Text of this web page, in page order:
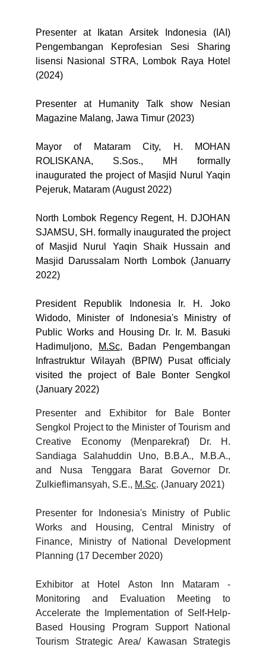
Presenter at Ikatan Arsitek Indonesia (IAI)
Pengembangan Keprofesian Sesi Sharing
lisensi Nasional STRA, Lombok Raya Hotel
(2024)
Presenter at Humanity Talk show Nesian
Magazine Malang, Jawa Timur (2023)
Mayor of Mataram City, H. MOHAN
ROLISKANA, S.Sos., MH formally
inaugurated the project of Masjid Nurul Yaqin
Pejeruk, Mataram (August 2022)
North Lombok Regency Regent, H. DJOHAN
SJAMSU, SH. formally inaugurated the project
of Masjid Nurul Yaqin Shaik Hussain and
Masjid Darussalam North Lombok (Januarry
2022)
President Republik Indonesia Ir. H. Joko
Widodo, Minister of Indonesia's Ministry of
Public Works and Housing Dr. Ir. M. Basuki
Hadimuljono,
M.Sc, Badan Pengembangan
Infrastruktur Wilayah (BPIW) Pusat officialy
visited the project of Bale Bonter Sengkol
(January 2022)
Presenter and Exhibitor for Bale Bonter
Sengkol Project to the Minister of Tourism and
Creative Economy (Menparekraf) Dr. H.
Sandiaga Salahuddin Uno, B.B.A., M.B.A.,
and Nusa Tenggara Barat Governor Dr.
Zulkieflimansyah, S.E., M.Sc. (January 2021)
Presenter for Indonesia's Ministry of Public
Works and Housing, Central Ministry of
Finance, Ministry of National Development
Planning (17 December 2020)
Exhibitor at Hotel Aston Inn Mataram -
Monitoring and Evaluation Meeting to
Accelerate the Implementation of Self-Help-
Based Housing Program Support National
Tourism Strategic Area/ Kawasan Strategis